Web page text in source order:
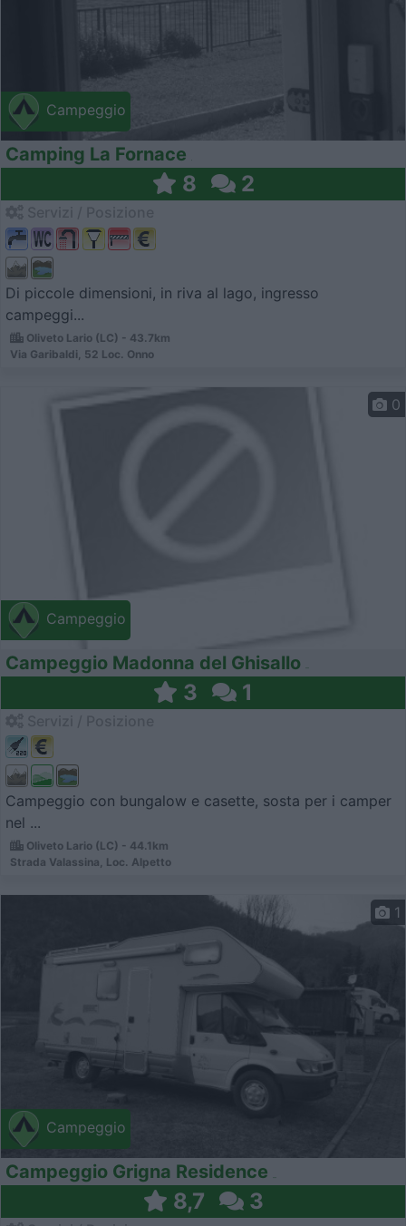
Campeggio
Camping La Fornace
8 2
Di piccole dimensioni, in riva al lago, ingresso
campeggi...
Oliveto Lario (LC) - 43.7km
Via Garibaldi, 52 Loc. Onno
Campeggio
0
Campeggio Madonna del Ghisallo
3 1
Campeggio con bungalow e casette, sosta per i camper
nel ...
Oliveto Lario (LC) - 44.1km
Strada Valassina, Loc. Alpetto
Campeggio
1
Campeggio Grigna Residence
8,7 3